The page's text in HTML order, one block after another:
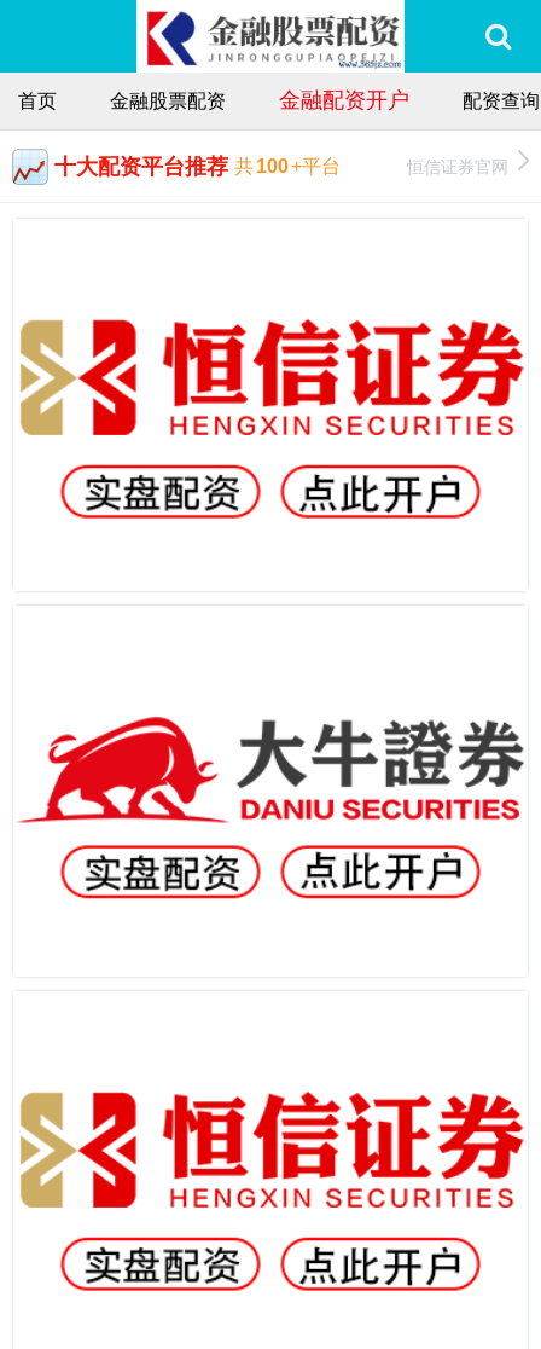
首页 金融股票配资 金融配资开户 配资查
十大配资平台推荐 共100+平台 恒信证券官网